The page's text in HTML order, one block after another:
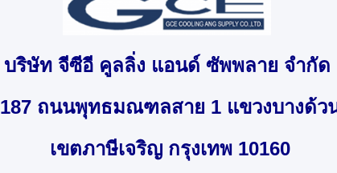
บริษัท จีซีอี คูลลิ่ง แอนด์ ซัพพลาย จำกัด
187 ถนนพุทธมณฑลสาย 1 แขวงบางด้ว
เขตภาษีเจริญ กรุงเทพ 10160